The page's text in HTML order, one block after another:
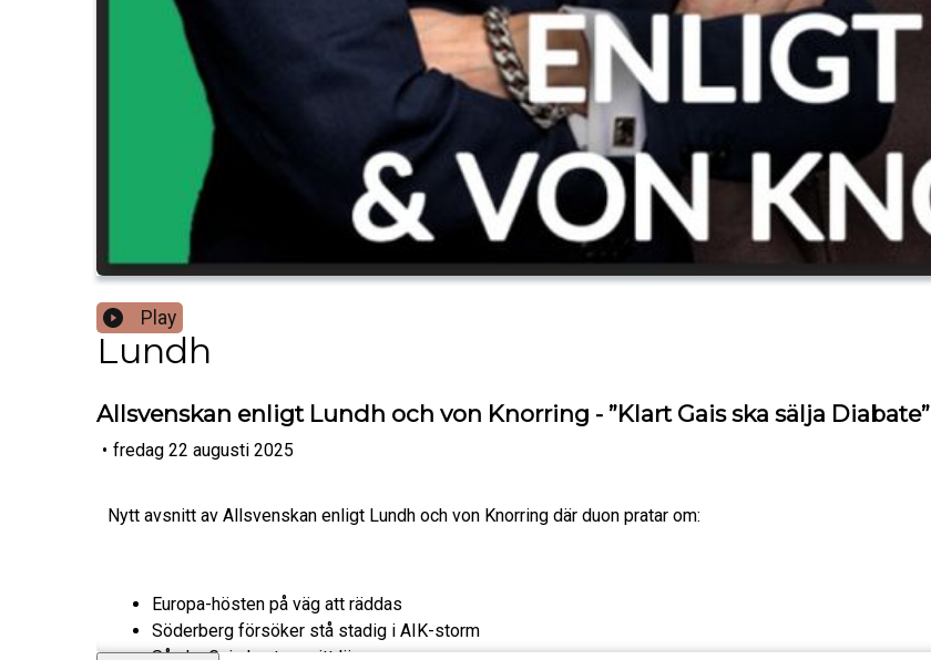
Play
Lundh
Allsvenskan enligt Lundh och von Knorring - ”Klart Gais ska sälja Diabate”
• fredag 22 augusti 2025
Nytt avsnitt av Allsvenskan enligt Lundh och von Knorring där duon pratar om:
Europa-hösten på väg att räddas
Söderberg försöker stå stadig i AIK-storm